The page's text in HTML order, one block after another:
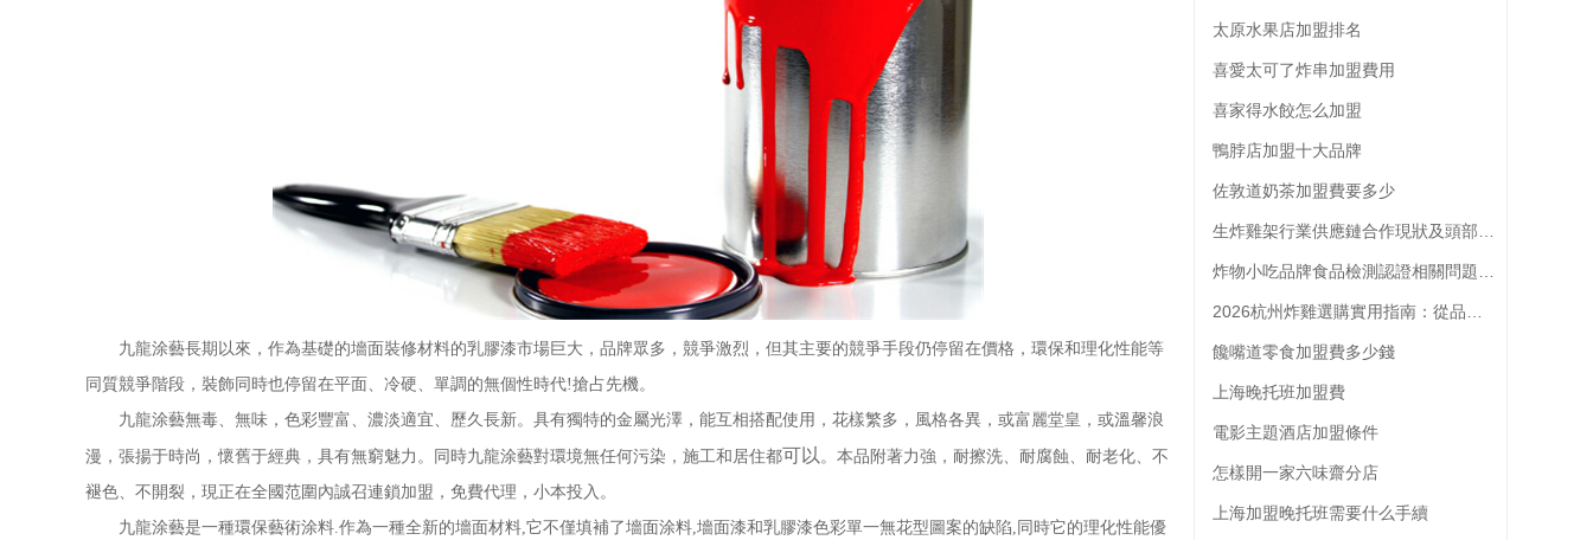
九龍涂藝長期以來，作為基礎的墻面裝修材料的乳膠漆市場巨大，品牌眾多，競爭激烈，但其主要的競爭手段仍停留在價格，環保和理化性能等
同質競爭階段，裝飾同時也停留在平面、冷硬、單調的無個性時代!搶占先機。
九龍涂藝無毒、無味，色彩豐富、濃淡適宜、歷久長新。具有獨特的金屬光澤，能互相搭配使用，花樣繁多，風格各異，或富麗堂皇，或溫馨浪
漫，張揚于時尚，懷舊于經典，具有無窮魅力。同時九龍涂藝對環境無任何污染，施工和居住都可以 。本品附著力強，耐擦洗、耐腐蝕、耐老化、不
褪色、不開裂，現正在全國范圍內誠召連鎖加盟，免費代理，小本投入。
九龍涂藝是一種環保藝術涂料.作為一種全新的墻面材料,它不僅填補了墻面涂料,墻面漆和乳膠漆色彩單一無花型圖案的缺陷,同時它的理化性能優
太原水果店加盟排名
喜愛太可了炸串加盟費用
喜家得水餃怎么加盟
鴨脖店加盟十大品牌
佐敦道奶茶加盟費要多少
饞嘴道零食加盟費多少錢
上海晚托班加盟費
電影主題酒店加盟條件
怎樣開一家六味齋分店
上海加盟晚托班需要什么手續